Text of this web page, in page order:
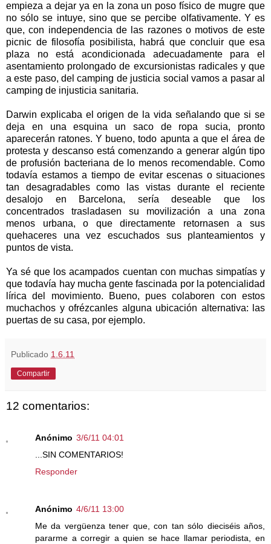
empieza a dejar ya en la zona un poso físico de mugre que
no sólo se intuye, sino que se percibe olfativamente. Y es
que, con independencia de las razones o motivos de este
picnic de filosofía posibilista, habrá que concluir que esa
plaza no está acondicionada adecuadamente para el
asentamiento prolongado de excursionistas radicales y que
a este paso, del camping de justicia social vamos a pasar al
camping de injusticia sanitaria.
Darwin explicaba el origen de la vida señalando que si se
deja en una esquina un saco de ropa sucia, pronto
aparecerán ratones. Y bueno, todo apunta a que el área de
protesta y descanso está comenzando a generar algún tipo
de profusión bacteriana de lo menos recomendable. Como
todavía estamos a tiempo de evitar escenas o situaciones
tan desagradables como las vistas durante el reciente
desalojo en Barcelona, sería deseable que los
concentrados trasladasen su movilización a una zona
menos urbana, o que directamente retornasen a sus
quehaceres una vez escuchados sus planteamientos y
puntos de vista.
Ya sé que los acampados cuentan con muchas simpatías y
que todavía hay mucha gente fascinada por la potencialidad
lírica del movimiento. Bueno, pues colaboren con estos
muchachos y ofrézcanles alguna ubicación alternativa: las
puertas de su casa, por ejemplo.
Publicado 1.6.11
Compartir
12 comentarios:
Anónimo 3/6/11 04:01
...SIN COMENTARIOS!
Responder
Anónimo 4/6/11 13:00
Me da vergüenza tener que, con tan sólo dieciséis años,
pararme a corregir a quien se hace llamar periodista, en